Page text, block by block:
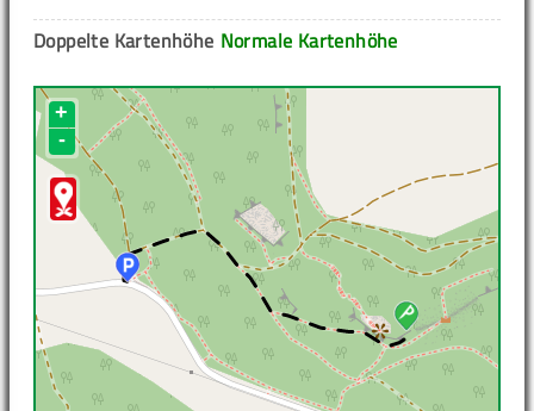
Normale Kartenhöhe
Doppelte Kartenhöhe
+
-